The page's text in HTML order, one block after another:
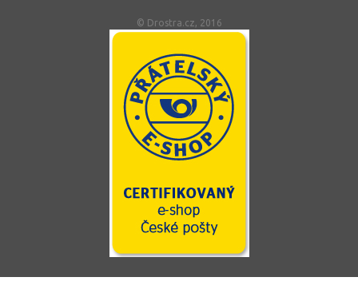
© Drostra.cz, 2016